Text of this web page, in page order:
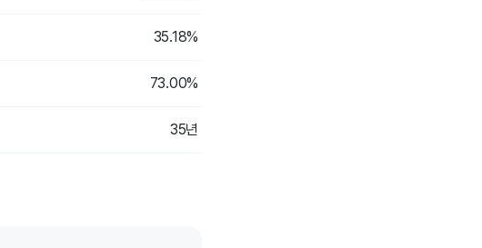
35.18%
73.00%
35년